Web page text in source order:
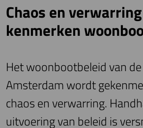
Chaos en verwarring
kenmerken
Het woonbootbeleid van
Amsterdam wordt
chaos en verwarring.
uitvoering van beleid is